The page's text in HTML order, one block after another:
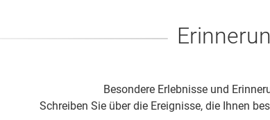
Besondere Erlebnisse und
Schreiben Sie über die Ereignisse, die Ihnen